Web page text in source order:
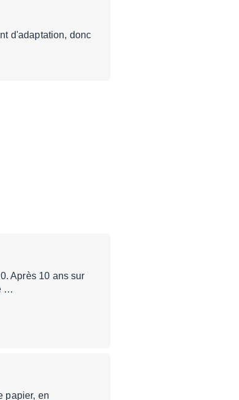
d'adaptation, donc
Après 10 ans sur
…
papier, en